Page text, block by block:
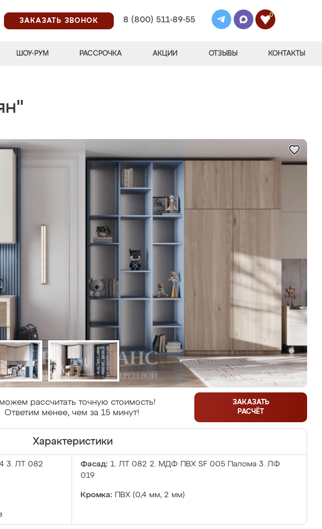
ЗАКАЗАТЬ ЗВОНОК
8 (800) 511-89-55
0
ШОУ-РУМ РАССРОЧКА АКЦИИ ОТЗЫВЫ КОНТАКТЫ
рассчитать точную стоимость!
Ответим менее, чем за 15 минут!
ЗАКАЗАТЬ
РАСЧЁТ
Характеристики
3. ЛТ 082 Фасад: 1. ЛТ 082 2. МДФ ПВХ SF 005 Палома 3. ЛФ
019
Кромка: ПВХ (0,4 мм, 2 мм)